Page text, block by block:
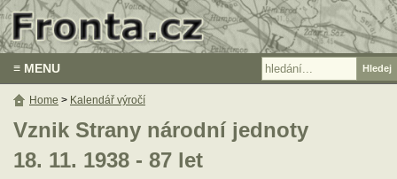
≡ MENU
Vznik Strany národní jednoty
18. 11. 1938 - 87 let
Home > Kalendář výročí